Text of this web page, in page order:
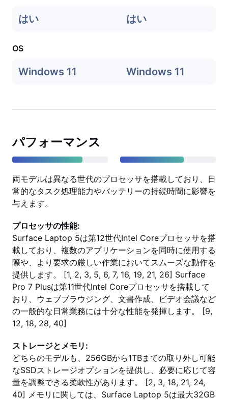
はい はい
OS
Windows 11 Windows 11
パフォーマンス
両モデルは異なる世代のプロセッサを搭載しており、日
常的なタスク処理能力やバッテリーの持続時間に影響を
与えます。
プロセッサの性能:
Surface Laptop 5は第12世代Intel Coreプロセッサを搭
載しており、複数のアプリケーションを同時に使用する
際や、より要求の厳しい作業においてスムーズな動作を
提供します。 [1, 2, 3, 5, 6, 7, 16, 19, 21, 26] Surface
Pro 7 Plusは第11世代Intel Coreプロセッサを搭載して
おり、ウェブブラウジング、文書作成、ビデオ会議など
の一般的な日常業務には十分な性能を発揮します。 [9,
12, 18, 28, 40]
ストレージとメモリ:
どちらのモデルも、256GBから1TBまでの取り外し可能
なSSDストレージオプションを提供し、必要に応じて容
量を調整できる柔軟性があります。 [2, 3, 18, 21, 24,
40] メモリに関しては、Surface Laptop 5は最大32GB